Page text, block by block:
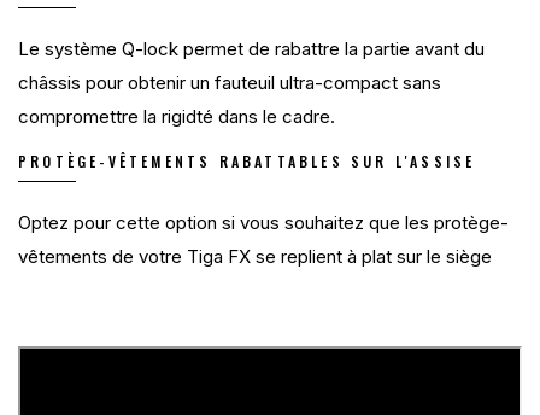
Le système Q-lock permet de rabattre la partie avant du
châssis pour obtenir un fauteuil ultra-compact sans
compromettre la rigidté dans le cadre.
PROTÈGE-VÊTEMENTS RABATTABLES SUR L'ASSISE
Optez pour cette option si vous souhaitez que les protège-
vêtements de votre Tiga FX se replient à plat sur le siège